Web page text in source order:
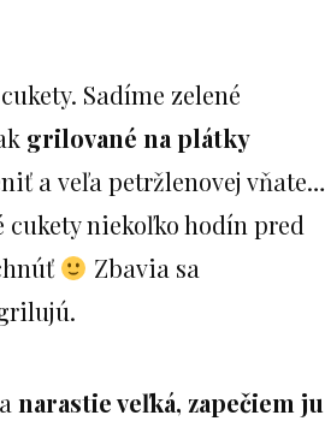
Sadíme zelené
grilované na plátky
a veľa petržlenovej vňate…
cukety niekoľko hodín pred
Zbavia sa
narastie veľká, zapečiem ju